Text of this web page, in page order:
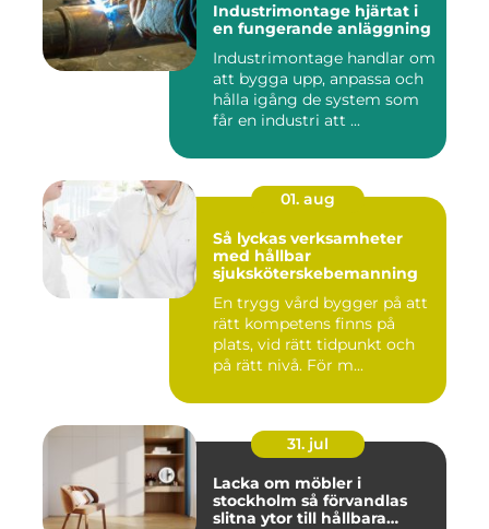
Industrimontage hjärtat i
en fungerande anläggning
Industrimontage handlar om
att bygga upp, anpassa och
hålla igång de system som
får en industri att ...
01. aug
Så lyckas verksamheter
med hållbar
sjuksköterskebemanning
En trygg vård bygger på att
rätt kompetens finns på
plats, vid rätt tidpunkt och
på rätt nivå. För m...
31. jul
Lacka om möbler i
stockholm så förvandlas
slitna ytor till hållbara